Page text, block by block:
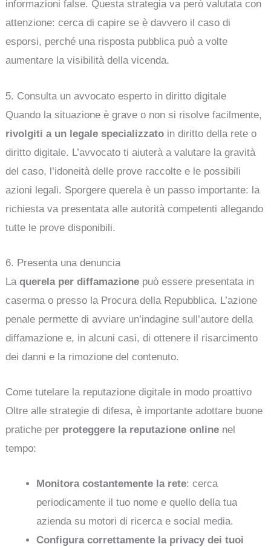
informazioni false. Questa strategia va però valutata con
attenzione: cerca di capire se è davvero il caso di
esporsi, perché una risposta pubblica può a volte
aumentare la visibilità della vicenda.
5. Consulta un avvocato esperto in diritto digitale
Quando la situazione è grave o non si risolve facilmente,
rivolgiti a un legale specializzato in diritto della rete o
diritto digitale. L’avvocato ti aiuterà a valutare la gravità
del caso, l’idoneità delle prove raccolte e le possibili
azioni legali. Sporgere querela è un passo importante: la
richiesta va presentata alle autorità competenti allegando
tutte le prove disponibili.
6. Presenta una denuncia
Laquerela per diffamazione può essere presentata in
caserma o presso la Procura della Repubblica. L’azione
penale permette di avviare un’indagine sull’autore della
diffamazione e, in alcuni casi, di ottenere il risarcimento
dei danni e la rimozione del contenuto.
Come tutelare la reputazione digitale in modo proattivo
Oltre alle strategie di difesa, è importante adottare buone
pratiche per proteggere la reputazione online nel
tempo:
Monitora costantemente la rete: cerca
periodicamente il tuo nome e quello della tua
azienda su motori di ricerca e social media.
Configura correttamente la privacy dei tuoi